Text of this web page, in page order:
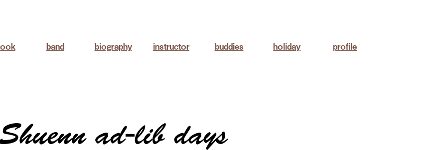
band biography instructor buddies holiday profile
ad-lib days